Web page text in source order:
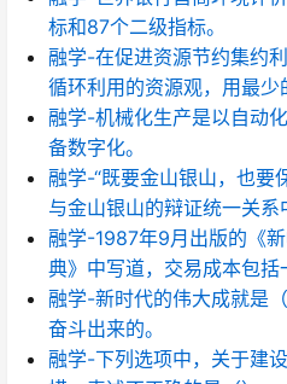
标和87个二级指标。
融学-在促进资源节约集约
循环利用的资源观，用最少
融学-机械化生产是以自动
备数字化。
融学-“既要金山银山，也要
与金山银山的辩证统一关系
融学-1987年9月出版的《
典》中写道，交易成本包
融学-新时代的伟大成就是
奋斗出来的。
融学-下列选项中，关于建